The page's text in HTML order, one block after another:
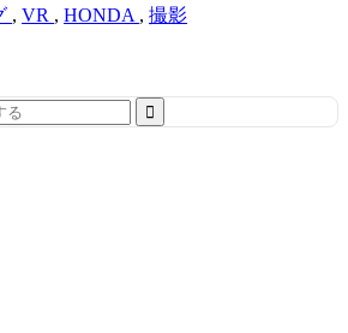
, VR , HONDA , 撮影